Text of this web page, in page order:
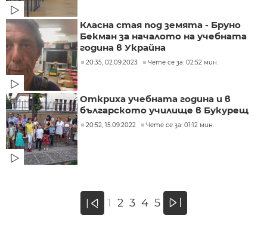
Класна стая под земята - Бруно
Бекман за началото на учебната
година в Украйна
20:35, 02.09.2023 Чете се за: 02:52 мин.
Откриха учебната година и в
българското училище в Букурещ
20:52, 15.09.2022 Чете се за: 01:12 мин.
« 1 2 3 4 5 »